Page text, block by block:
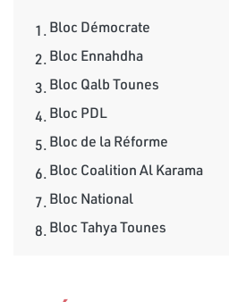
1.Bloc Démocrate
2.Bloc Ennahdha
3.Bloc Qalb Tounes
4.Bloc PDL
5.Bloc de la Réforme
6.Bloc Coalition Al Karama
7.Bloc National
8.Bloc Tahya Tounes